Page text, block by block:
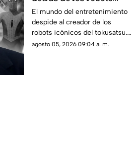
icónicos del tokusatsu
y los Power Rangers
El mundo del entretenimiento
despide al creador de los
robots icónicos del tokusatsu.
Su trabajo revolucionó series
agosto 05, 2026 09:04 a. m.